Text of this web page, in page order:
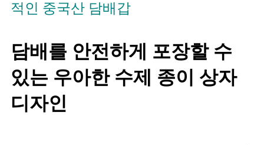
적인 중국산 담배갑
담배를 안전하게 포장할 수
있는 우아한 수제 종이 상자
디자인